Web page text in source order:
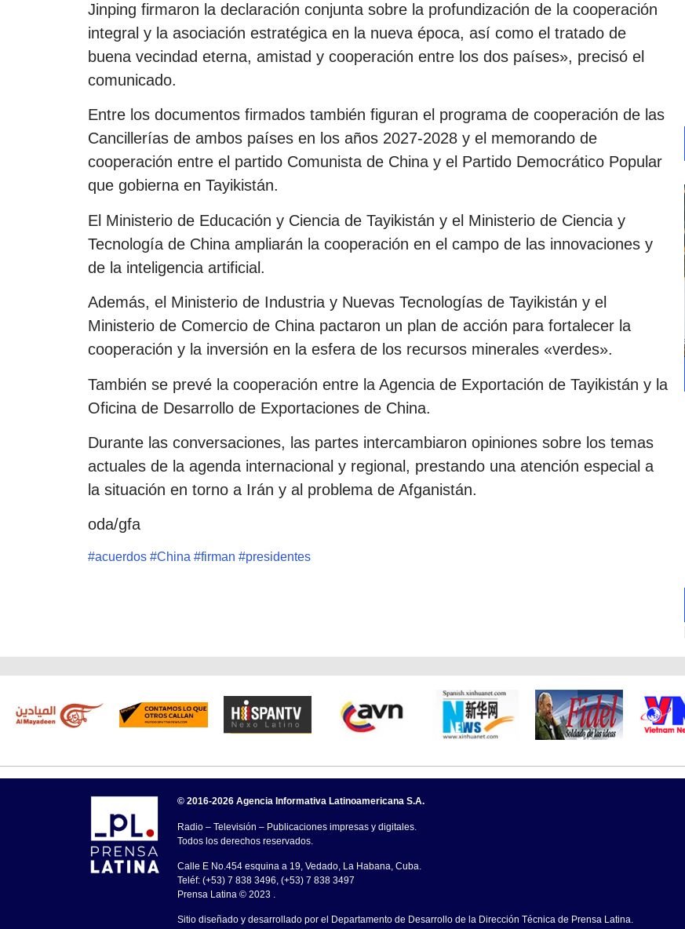
Jinping firmaron la declaración conjunta sobre la profundización de la cooperación
integral y la asociación estratégica en la nueva época, así como el tratado de
buena vecindad eterna, amistad y cooperación entre los dos países», precisó el
comunicado.
Entre los documentos firmados también figuran el programa de cooperación de las
Cancillerías de ambos países en los años 2027-2028 y el memorando de
cooperación entre el partido Comunista de China y el Partido Democrático Popular
que gobierna en Tayikistán.
El Ministerio de Educación y Ciencia de Tayikistán y el Ministerio de Ciencia y
Tecnología de China ampliarán la cooperación en el campo de las innovaciones y
de la inteligencia artificial.
Además, el Ministerio de Industria y Nuevas Tecnologías de Tayikistán y el
Ministerio de Comercio de China pactaron un plan de acción para fortalecer la
cooperación y la inversión en la esfera de los recursos minerales «verdes».
También se prevé la cooperación entre la Agencia de Exportación de Tayikistán y la
Oficina de Desarrollo de Exportaciones de China.
Durante las conversaciones, las partes intercambiaron opiniones sobre los temas
actuales de la agenda internacional y regional, prestando una atención especial a
la situación en torno a Irán y al problema de Afganistán.
oda/gfa
#acuerdos #China #firman #presidentes
© 2016-2026 Agencia Informativa Latinoamericana S.A.
Radio – Televisión – Publicaciones impresas y digitales.
Todos los derechos reservados.
Calle E No.454 esquina a 19, Vedado, La Habana, Cuba.
Teléf: (+53) 7 838 3496, (+53) 7 838 3497
Prensa Latina © 2023 .
Sitio diseñado y desarrollado por el Departamento de Desarrollo de la Dirección Técnica de Prensa Latina.